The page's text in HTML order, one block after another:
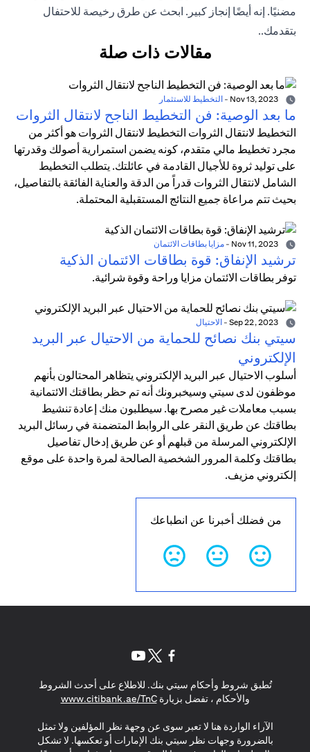
مضنيًا. إنه أيضًا إنجاز كبير. ابحث عن طرق رخيصة للاحتفال
بتقدمك..
مقالات ذات صلة
- التخطيط للاستثمار
ما بعد الوصية: فن التخطيط الناجح لانتقال الثروات
التخطيط لانتقال الثروات التخطيط لانتقال الثروات هو أكثر من
مجرد تخطيط مالي متقدم، كونه يضمن استمرارية أصولك وقدرتها
على توليد ثروة للأجيال القادمة في عائلتك. يتطلب التخطيط
الشامل لانتقال الثروات قدراً من الدقة والعناية الفائقة بالتفاصيل،
بحيث تتم مراعاة جميع النتائج المستقبلية المحتملة.
- مزايا بطاقات الائتمان
ترشيد الإنفاق: قوة بطاقات الائتمان الذكية
توفر بطاقات الائتمان مزايا وراحة وقوة شرائية.
- الاحتيال
سيتي بنك نصائح للحماية من الاحتيال عبر البريد
الإلكتروني
أسلوب الاحتيال عبر البريد الإلكتروني يتظاهر المحتالون بأنهم
موظفون لدى سيتي وسيخبرونك أنه تم حظر بطاقتك الائتمانية
بسبب معاملات غير مصرح بها. سيطلبون منك إعادة تنشيط
بطاقتك عن طريق النقر على الروابط المتضمنة في رسائل البريد
الإلكتروني المرسلة من قبلهم أو عن طريق إدخال تفاصيل
بطاقتك وكلمة المرور الشخصية الصالحة لمرة واحدة على موقع
إلكتروني مزيف.
من فضلك أخبرنا عن انطباعك
تُطبق شروط وأحكام سيتي بنك. للاطلاع على أحدث الشروط
والأحكام ، تفضل بزيارةwww.citibank.ae/TnC
(opens in a new tab)
الآراء الواردة هنا لا تعبر سوى عن وجهة نظر المؤلفين ولا تمثل
بالضرورة وجهات نظر سيتي بنك الإمارات أو تعكسها. لا تشكل